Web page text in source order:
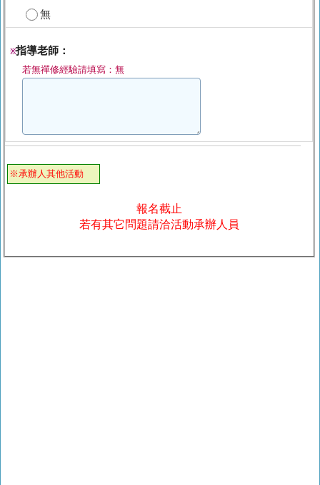
無
※指導老師：
若無禪修經驗請填寫：無
※承辦人其他活動
報名截止
若有其它問題請洽活動承辦人員